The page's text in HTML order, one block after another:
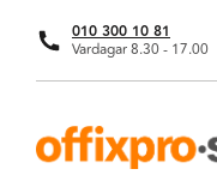
010 300 10 81
Vardagar 8.30 - 17.00